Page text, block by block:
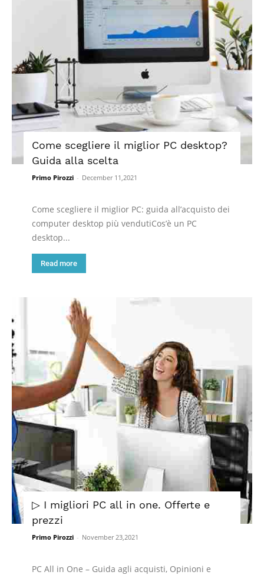
Come scegliere il miglior PC desktop?
Guida alla scelta
Primo Pirozzi - December 11,2021
Come scegliere il miglior PC: guida all’acquisto dei
computer desktop più vendutiCos’è un PC
desktop...
Read more
▷ I migliori PC all in one. Offerte e
prezzi
Primo Pirozzi - November 23,2021
PC All in One – Guida agli acquisti, Opinioni e